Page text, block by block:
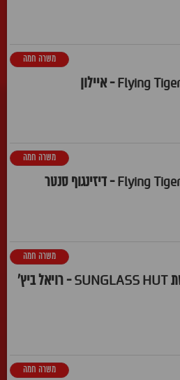
משרה חמה
משרה חמה
אחמש/ית ומוכרנים/ות ברשת SUNGLASS HUT - רויאל ביץ'
משרה חמה
משרה חמה